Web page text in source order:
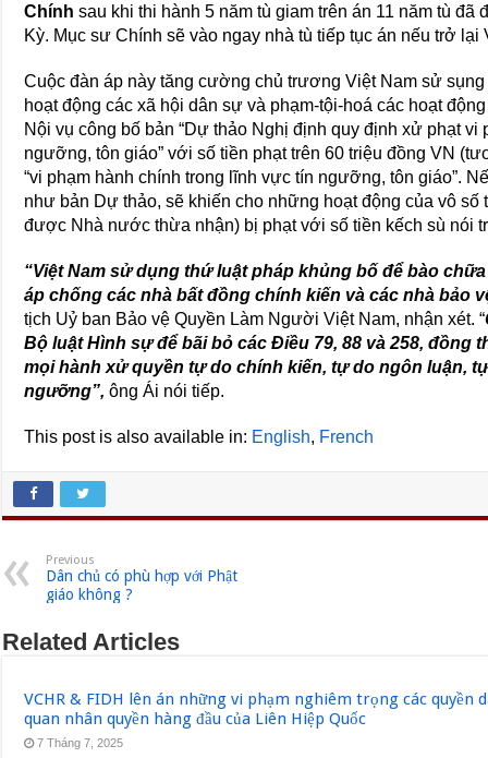
Chính sau khi thi hành 5 năm tù giam trên án 11 năm tù
Kỳ. Mục sư Chính sẽ vào ngay nhà tù tiếp tục án nếu trở lại
Cuộc đàn áp này tăng cường chủ trương Việt Nam sử
hoạt động các xã hội dân sự và phạm-tội-hoá các hoạt
Nội vụ công bố bản “Dự thảo Nghị định quy định xử phạt
ngưỡng, tôn giáo” với số tiền phạt trên 60 triệu đồng VN
“vi phạm hành chính trong lĩnh vực tín ngưỡng, tôn giáo”.
như bản Dự thảo, sẽ khiến cho những hoạt động của vô số
được Nhà nước thừa nhận) bị phạt với số tiền kếch sù nói
“Việt Nam sử dụng thứ luật pháp khủng bố để bào
áp chống các nhà bất đồng chính kiến và các nhà bảo
tịch Uỷ ban Bảo vệ Quyền Làm Người Việt Nam, nhận xét. “
Bộ luật Hình sự để bãi bỏ các Điều 79, 88 và 258, đồng
mọi hành xử quyền tự do chính kiến, tự do ngôn luận,
ngưỡng”, ông Ái nói tiếp.
This post is also available in: English French
Previous
Dân chủ có phù hợp với Phật
giáo không ?
Related Articles
VCHR & FIDH lên án những vi phạm nghiêm trọng các quyền
quan nhân quyền hàng đầu của Liên Hiệp Quốc
7 Tháng 7, 2025